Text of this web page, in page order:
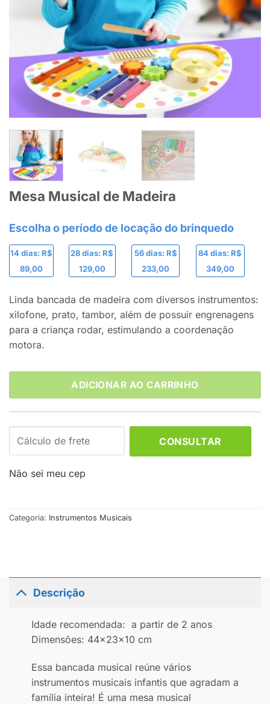
Mesa Musical de Madeira
14 dias: R$
89,00
28 dias: R$
129,00
56 dias: R$
233,00
84 dias: R$
349,00
Linda bancada de madeira com diversos instrumentos:
xilofone, prato, tambor, além de possuir engrenagens
para a criança rodar, estimulando a coordenação
motora.
ADICIONAR AO CARRINHO
CONSULTAR
Não sei meu cep
Categoria: Instrumentos Musicais
Descrição
Idade recomendada: a partir de 2 anos
Dimensões: 44x23x10 cm
Essa bancada musical reúne vários
instrumentos musicais infantis que agradam a
família inteira! É uma mesa musical